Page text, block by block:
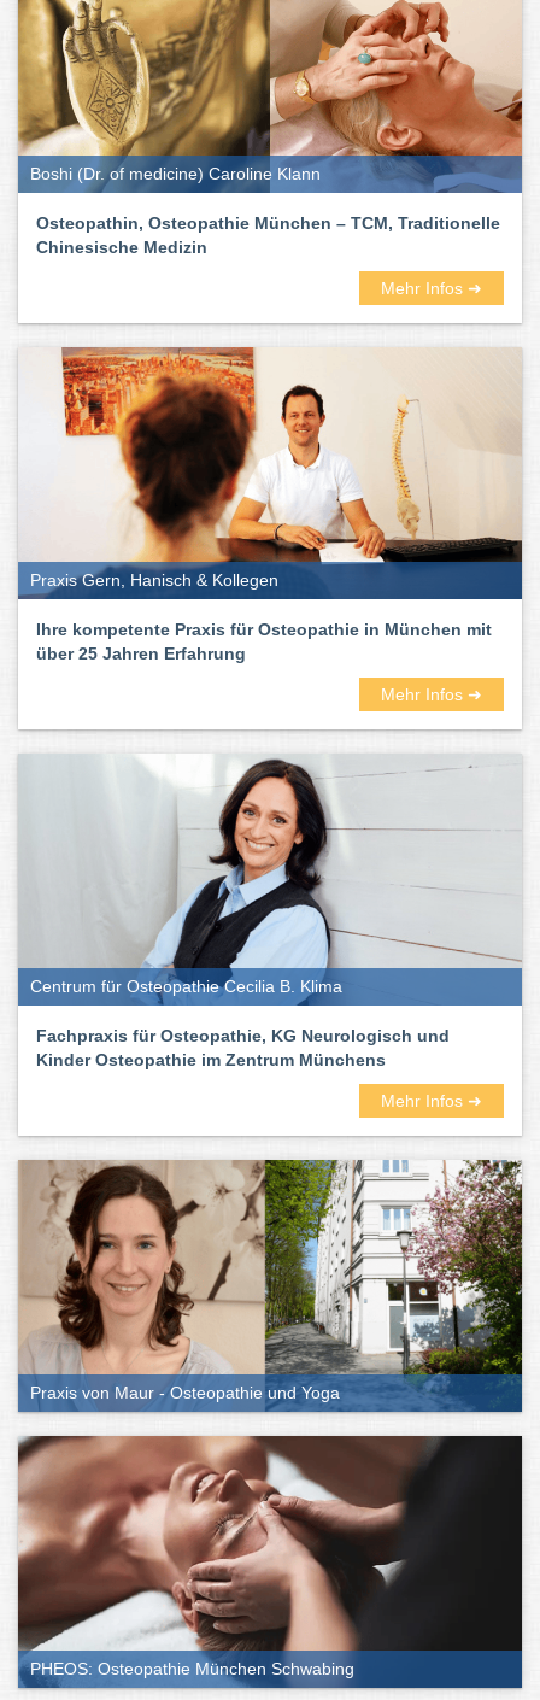
Boshi (Dr. of medicine) Caroline Klann
Osteopathin, Osteopathie München – TCM, Traditionelle
Chinesische Medizin
Mehr Infos ➜
Praxis Gern, Hanisch & Kollegen
Ihre kompetente Praxis für Osteopathie in München mit
über 25 Jahren Erfahrung
Mehr Infos ➜
Centrum für Osteopathie Cecilia B. Klima
Fachpraxis für Osteopathie, KG Neurologisch und
Kinder Osteopathie im Zentrum Münchens
Mehr Infos ➜
Praxis von Maur - Osteopathie und Yoga
PHEOS: Osteopathie München Schwabing